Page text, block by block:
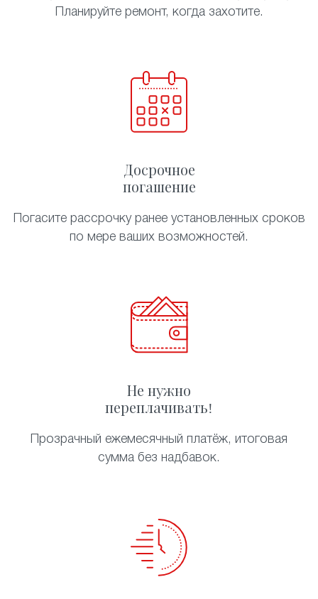
Планируйте ремонт, когда захотите.
Досрочное
погашение
Погасите рассрочку ранее установленных сроков
по мере ваших возможностей.
Не нужно
переплачивать!
Прозрачный ежемесячный платёж, итоговая
сумма без надбавок.